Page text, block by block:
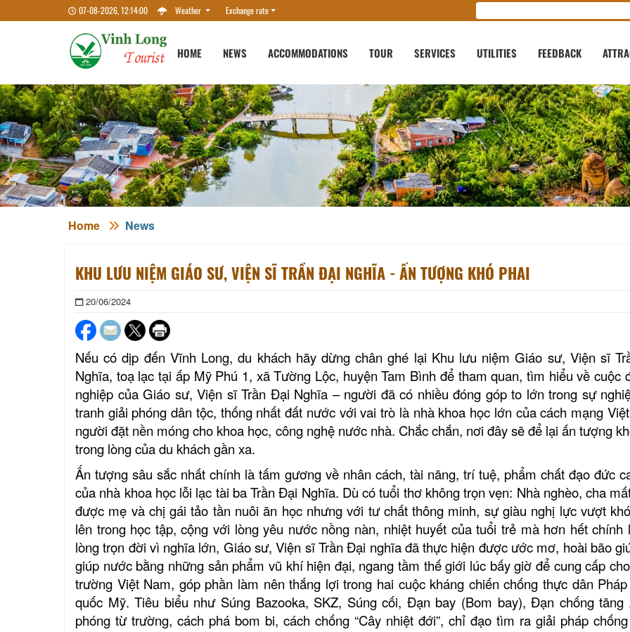
07-08-2026, 12:14:00 Weather Exchange rate
HOME NEWS ACCOMMODATIONS TOUR SERVICES UTILITIES FEEDBACK
Home News
KHU LƯU NIỆM GIÁO SƯ, VIỆN SĨ TRẦN ĐẠI NGHĨA - ẤN TƯỢNG KHÓ PHAI
20/06/2024
Nếu có dịp đến Vĩnh Long, du khách hãy dừng chân ghé lại Khu lưu niệm Giáo sư, Viện sĩ
Nghĩa, toạ lạc tại ấp Mỹ Phú 1, xã Tường Lộc, huyện Tam Bình để tham quan, tìm hiểu về cuộc
nghiệp của Giáo sư, Viện sĩ Trần Đại Nghĩa – người đã có nhiều đóng góp to lớn trong sự
tranh giải phóng dân tộc, thống nhất đất nước với vai trò là nhà khoa học lớn của cách mạng
người đặt nền móng cho khoa học, công nghệ nước nhà. Chắc chắn, nơi đây sẽ để lại ấn tượng
trong lòng của du khách gần xa.
Ấn tượng sâu sắc nhất chính là tấm gương về nhân cách, tài năng, trí tuệ, phẩm chất đạo đức
của nhà khoa học lỗi lạc tài ba Trần Đại Nghĩa. Dù có tuổi thơ không trọn vẹn: Nhà nghèo, cha
được mẹ và chị gái tảo tần nuôi ăn học nhưng với tư chất thông minh, sự giàu nghị lực vượt
lên trong học tập, cộng với lòng yêu nước nồng nàn, nhiệt huyết của tuổi trẻ mà hơn hết chính
lòng trọn đời vì nghĩa lớn, Giáo sư, Viện sĩ Trần Đại nghĩa đã thực hiện được ước mơ, hoài bão
giúp nước bằng những sản phẩm vũ khí hiện đại, ngang tầm thế giới lúc bấy giờ để cung cấp
trường Việt Nam, góp phần làm nên thắng lợi trong hai cuộc kháng chiến chống thực dân
quốc Mỹ. Tiêu biểu như Súng Bazooka, SKZ, Súng cối, Đạn bay (Bom bay), Đạn chống tăng
phóng từ trường, cách phá bom bi, cách chống “Cây nhiệt đới”, chỉ đạo tìm ra giải pháp